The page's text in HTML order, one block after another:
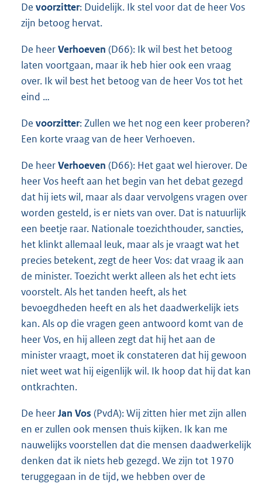
De voorzitter: Duidelijk. Ik stel voor dat de heer Vos
zijn betoog hervat.
De heerVerhoeven (D66): Ik wil best het betoog
laten voortgaan, maar ik heb hier ook een vraag
over. Ik wil best het betoog van de heer Vos tot het
eind …
De voorzitter: Zullen we het nog een keer proberen?
Een korte vraag van de heer Verhoeven.
De heerVerhoeven (D66): Het gaat wel hierover. De
heer Vos heeft aan het begin van het debat gezegd
dat hij iets wil, maar als daar vervolgens vragen over
worden gesteld, is er niets van over. Dat is natuurlijk
een beetje raar. Nationale toezichthouder, sancties,
het klinkt allemaal leuk, maar als je vraagt wat het
precies betekent, zegt de heer Vos: dat vraag ik aan
de minister. Toezicht werkt alleen als het echt iets
voorstelt. Als het tanden heeft, als het
bevoegdheden heeft en als het daadwerkelijk iets
kan. Als op die vragen geen antwoord komt van de
heer Vos, en hij alleen zegt dat hij het aan de
minister vraagt, moet ik constateren dat hij gewoon
niet weet wat hij eigenlijk wil. Ik hoop dat hij dat kan
ontkrachten.
De heerJan Vos (PvdA): Wij zitten hier met zijn allen
en er zullen ook mensen thuis kijken. Ik kan me
nauwelijks voorstellen dat die mensen daadwerkelijk
denken dat ik niets heb gezegd. We zijn tot 1970
teruggegaan in de tijd, we hebben over de